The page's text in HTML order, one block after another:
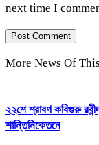
next time I
More News Of
২২শে শ্রাবণ কবিগুরু
শান্তিনিকেতনে